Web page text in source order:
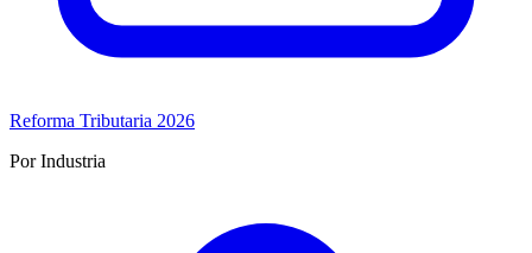
Reforma Tributaria 2026
Por Industria